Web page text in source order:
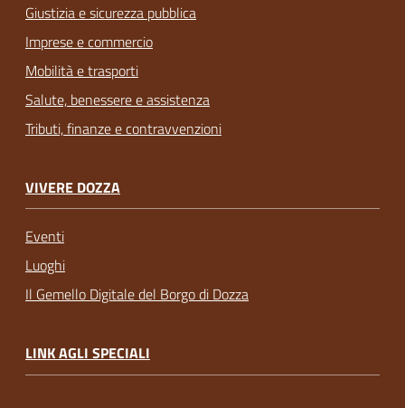
Giustizia e sicurezza pubblica
Imprese e commercio
Mobilità e trasporti
Salute, benessere e assistenza
Tributi, finanze e contravvenzioni
VIVERE DOZZA
Eventi
Luoghi
Il Gemello Digitale del Borgo di Dozza
LINK AGLI SPECIALI